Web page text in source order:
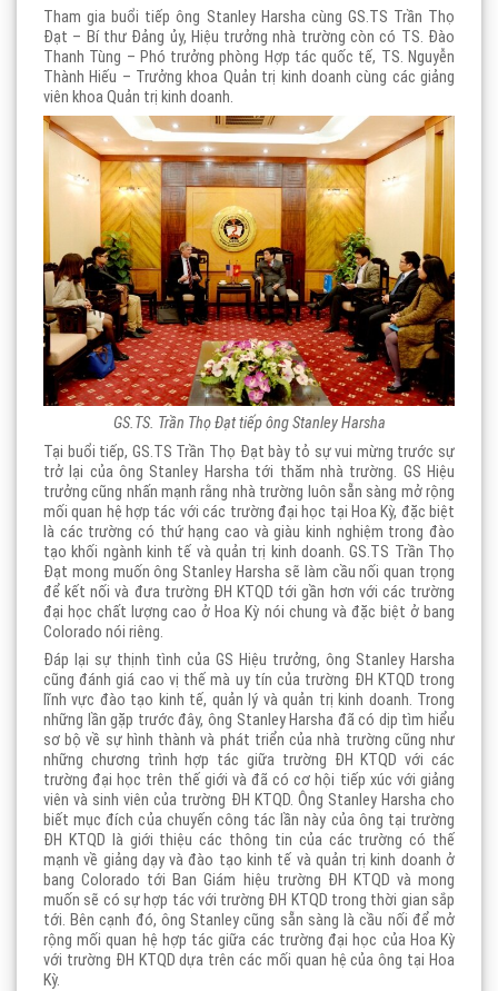
Tham gia buổi tiếp ông Stanley Harsha cùng GS.TS Trần Thọ
Đạt – Bí thư Đảng ủy, Hiệu trưởng nhà trường còn có TS. Đào
Thanh Tùng – Phó trưởng phòng Hợp tác quốc tế, TS. Nguyễn
Thành Hiếu – Trưởng khoa Quản trị kinh doanh cùng các giảng
viên khoa Quản trị kinh doanh.
GS.TS. Trần Thọ Đạt tiếp ông Stanley Harsha
Tại buổi tiếp, GS.TS Trần Thọ Đạt bày tỏ sự vui mừng trước sự
trở lại của ông Stanley Harsha tới thăm nhà trường. GS Hiệu
trưởng cũng nhấn mạnh rằng nhà trường luôn sẵn sàng mở rộng
mối quan hệ hợp tác với các trường đại học tại Hoa Kỳ, đặc biệt
là các trường có thứ hạng cao và giàu kinh nghiệm trong đào
tạo khối ngành kinh tế và quản trị kinh doanh. GS.TS Trần Thọ
Đạt mong muốn ông Stanley Harsha sẽ làm cầu nối quan trọng
để kết nối và đưa trường ĐH KTQD tới gần hơn với các trường
đại học chất lượng cao ở Hoa Kỳ nói chung và đặc biệt ở bang
Colorado nói riêng.
Đáp lại sự thịnh tình của GS Hiệu trưởng, ông Stanley Harsha
cũng đánh giá cao vị thế mà uy tín của trường ĐH KTQD trong
lĩnh vực đào tạo kinh tế, quản lý và quản trị kinh doanh. Trong
những lần gặp trước đây, ông Stanley Harsha đã có dịp tìm hiểu
sơ bộ về sự hình thành và phát triển của nhà trường cũng như
những chương trình hợp tác giữa trường ĐH KTQD với các
trường đại học trên thế giới và đã có cơ hội tiếp xúc với giảng
viên và sinh viên của trường ĐH KTQD. Ông Stanley Harsha cho
biết mục đích của chuyến công tác lần này của ông tại trường
ĐH KTQD là giới thiệu các thông tin của các trường có thế
mạnh về giảng dạy và đào tạo kinh tế và quản trị kinh doanh ở
bang Colorado tới Ban Giám hiệu trường ĐH KTQD và mong
muốn sẽ có sự hợp tác với trường ĐH KTQD trong thời gian sắp
tới. Bên cạnh đó, ông Stanley cũng sẵn sàng là cầu nối để mở
rộng mối quan hệ hợp tác giữa các trường đại học của Hoa Kỳ
với trường ĐH KTQD dựa trên các mối quan hệ của ông tại Hoa
Kỳ.